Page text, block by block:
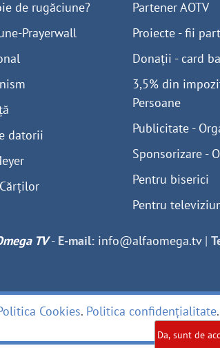
de rugăciune?
Prayerwall
datorii
Partener AOTV
Proiecte - fii
Donații - card
3,5% din
Persoane
Publicitate -
Sponsorizare -
Pentru biserici
Pentru
TV- E-mail: info@alfaomega.tv|
Cookies. Politica confidențialitate.
Da, sunt de